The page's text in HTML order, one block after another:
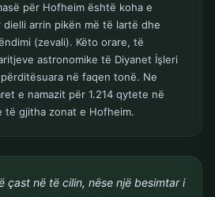
për Hofheim është koha e
arrin pikën më të lartë dhe
(zevali). Këto orare, të
astronomike të Diyanet İşleri
përditësuara në faqen tonë. Ne
e namazit për 1.214 qytete në
të gjitha zonat e Hofheim.
çast në të cilin, nëse një besimtar i